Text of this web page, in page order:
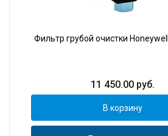
Фильтр грубой очистки
11 450.00руб.
В корзину